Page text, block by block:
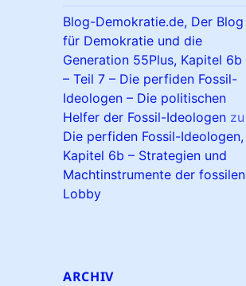
Blog-Demokratie.de, Der Blog
für Demokratie und die
Generation 55Plus, Kapitel 6b
– Teil 7 – Die perfiden Fossil-
Ideologen – Die politischen
Helfer der Fossil-Ideologen zu
Die perfiden Fossil-Ideologen,
Kapitel 6b – Strategien und
Machtinstrumente der fossilen
Lobby
ARCHIV